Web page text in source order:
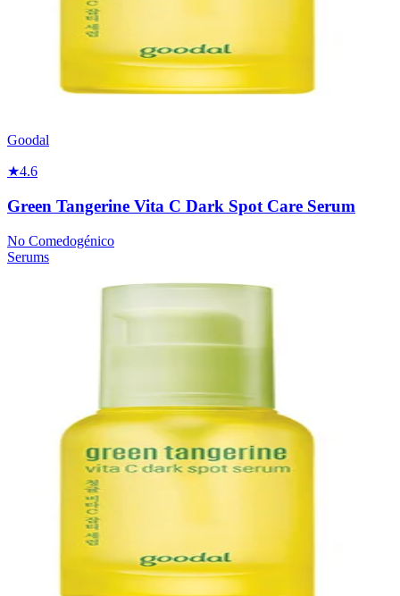
Goodal
★4.6
Green Tangerine Vita C Dark Spot Care Serum
No Comedogénico
Serums